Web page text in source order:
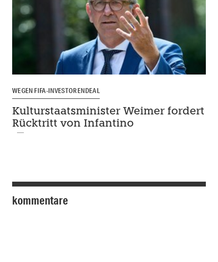
WEGEN FIFA-INVESTORENDEAL
Kulturstaatsminister Weimer fordert
Rücktritt von Infantino
kommentare